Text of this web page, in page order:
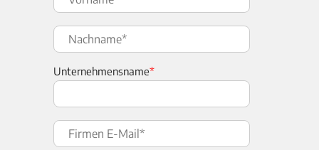
Unternehmensname*